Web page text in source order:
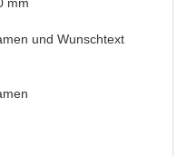
und Wunschtext